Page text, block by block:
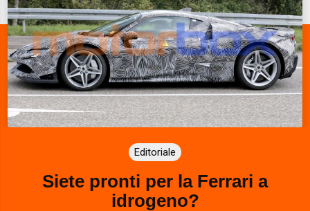
Editoriale
Siete pronti per la Ferrari a
idrogeno?